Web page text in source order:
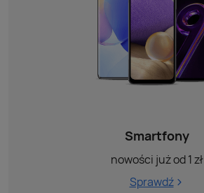
Smartfony
nowości już od 1 zł
Sprawdź